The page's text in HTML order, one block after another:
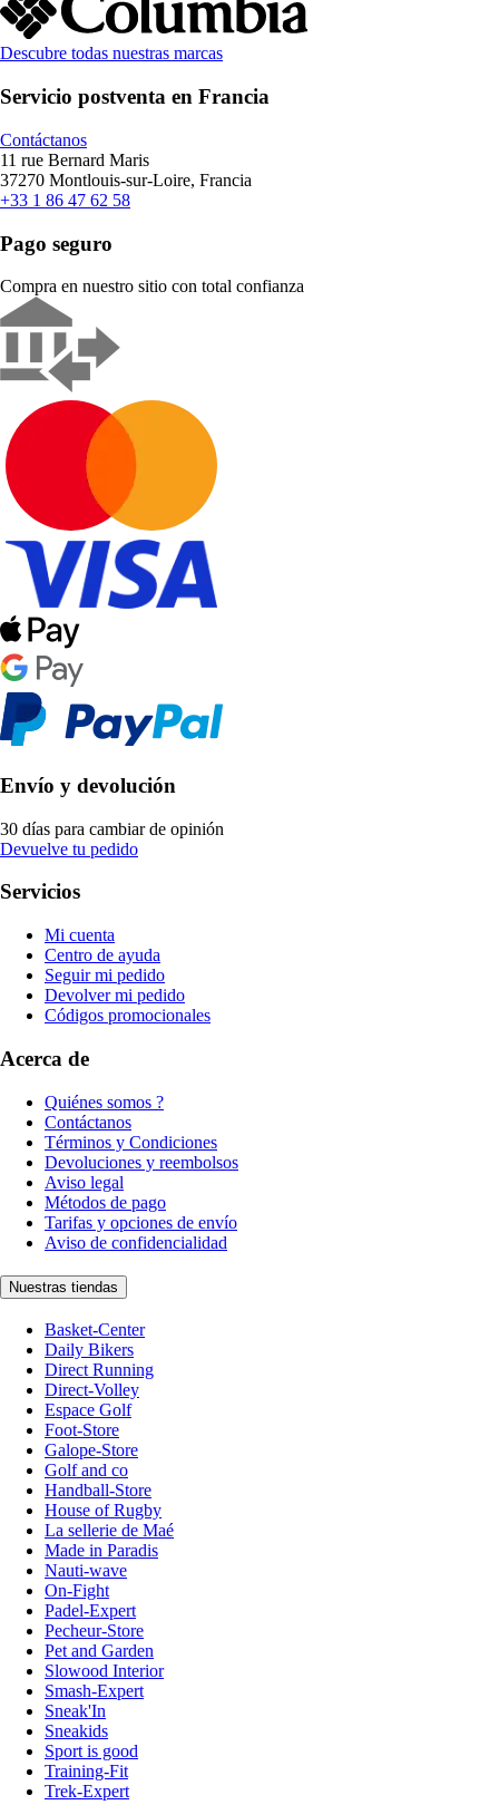
Descubre todas nuestras marcas
Servicio postventa en Francia
Contáctanos
11 rue Bernard Maris
37270 Montlouis-sur-Loire, Francia
+33 1 86 47 62 58
Pago seguro
Compra en nuestro sitio con total confianza
Envío y devolución
30 días para cambiar de opinión
Devuelve tu pedido
Servicios
Mi cuenta
Centro de ayuda
Seguir mi pedido
Devolver mi pedido
Códigos promocionales
Acerca de
Quiénes somos ?
Contáctanos
Términos y Condiciones
Devoluciones y reembolsos
Aviso legal
Métodos de pago
Tarifas y opciones de envío
Aviso de confidencialidad
Nuestras tiendas
Basket-Center
Daily Bikers
Direct Running
Direct-Volley
Espace Golf
Foot-Store
Galope-Store
Golf and co
Handball-Store
House of Rugby
La sellerie de Maé
Made in Paradis
Nauti-wave
On-Fight
Padel-Expert
Pecheur-Store
Pet and Garden
Slowood Interior
Smash-Expert
Sneak'In
Sneakids
Sport is good
Training-Fit
Trek-Expert